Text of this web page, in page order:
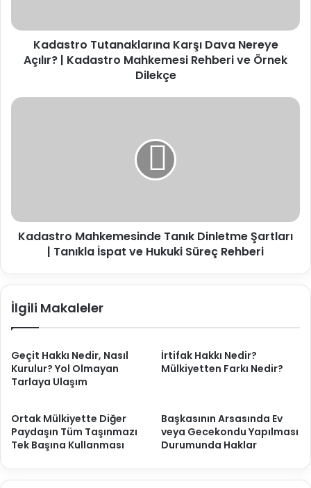
Mahkemesi
RehberiKadastro Tutanaklarına Karşı Dava Nereye
Açılır? | Kadastro Mahkemesi Rehberi ve Örnek
Dilekçe
Kadastro
ve
Hukuki
Kadastro Mahkemesinde Tanık Dinletme Şartları
| Tanıkla İspat ve Hukuki Süreç Rehberi
İlgili Makaleler
Geçit Hakkı Nedir, Nasıl
Kurulur? Yol Olmayan
Tarlaya Ulaşım
İrtifak Hakkı Nedir?
Mülkiyetten Farkı Nedir?
Ortak Mülkiyette Diğer
Paydaşın Tüm Taşınmazı
Tek Başına Kullanması
Başkasının Arsasında Ev
veya Gecekondu Yapılması
Durumunda Haklar